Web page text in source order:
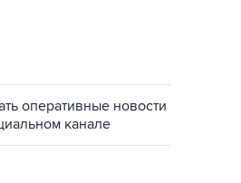
оперативные новости
канале